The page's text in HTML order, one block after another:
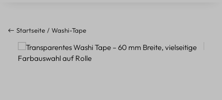
Startseite Washi-Tape
Bildergalerie überspringen